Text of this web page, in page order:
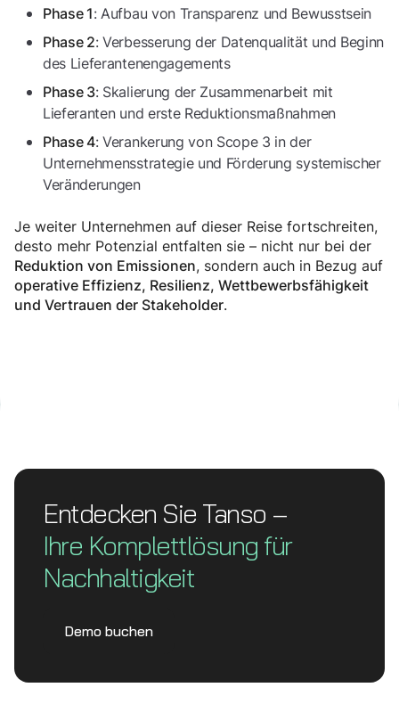
Phase 1: Aufbau von Transparenz und Bewusstsein
Phase 2: Verbesserung der Datenqualität und Beginn
des Lieferantenengagements
Phase 3: Skalierung der Zusammenarbeit mit
Lieferanten und erste Reduktionsmaßnahmen
Phase 4: Verankerung von Scope 3 in der
Unternehmensstrategie und Förderung systemischer
Veränderungen
Je weiter Unternehmen auf dieser Reise fortschreiten,
desto mehr Potenzial entfalten sie – nicht nur bei der
Reduktion von Emissionen, sondern auch in Bezug auf
operative Effizienz, Resilienz, Wettbewerbsfähigkeit
und Vertrauen der Stakeholder.
Entdecken Sie Tanso –
Ihre Komplett­lösung für
Nachhaltigkeit
Demo buchen